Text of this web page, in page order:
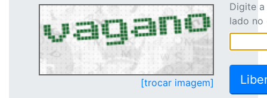
[trocar imagem]
Digite
lado no